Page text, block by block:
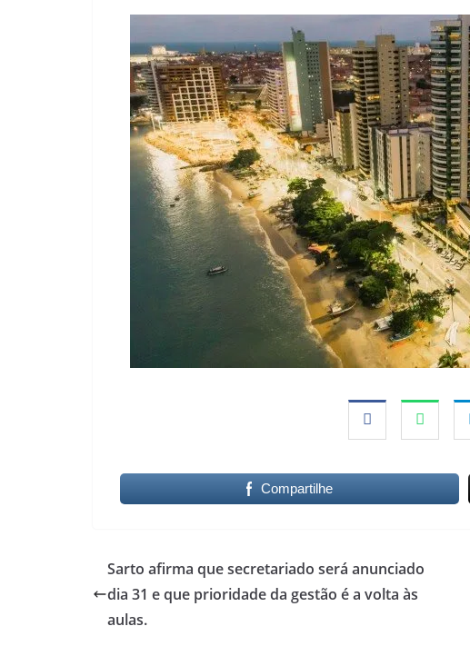
Compartilhe
Sarto afirma que secretariado será anunciado
dia 31 e que prioridade da gestão é a volta às
aulas.